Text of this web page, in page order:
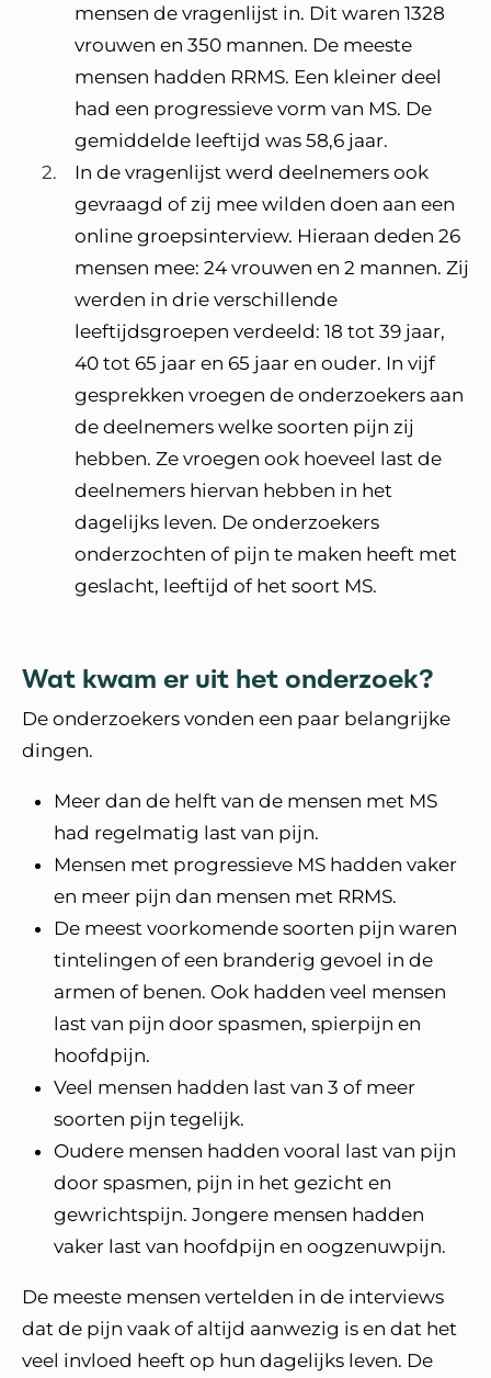
mensen de vragenlijst in. Dit waren 1328
vrouwen en 350 mannen. De meeste
mensen hadden RRMS. Een kleiner deel
had een progressieve vorm van MS. De
gemiddelde leeftijd was 58,6 jaar.
In de vragenlijst werd deelnemers ook
gevraagd of zij mee wilden doen aan een
online groepsinterview. Hieraan deden 26
mensen mee: 24 vrouwen en 2 mannen. Zij
werden in drie verschillende
leeftijdsgroepen verdeeld: 18 tot 39 jaar,
40 tot 65 jaar en 65 jaar en ouder. In vijf
gesprekken vroegen de onderzoekers aan
de deelnemers welke soorten pijn zij
hebben. Ze vroegen ook hoeveel last de
deelnemers hiervan hebben in het
dagelijks leven. De onderzoekers
onderzochten of pijn te maken heeft met
geslacht, leeftijd of het soort MS.
Wat kwam er uit het onderzoek?
De onderzoekers vonden een paar belangrijke
dingen.
Meer dan de helft van de mensen met MS
had regelmatig last van pijn.
Mensen met progressieve MS hadden vaker
en meer pijn dan mensen met RRMS.
De meest voorkomende soorten pijn waren
tintelingen of een branderig gevoel in de
armen of benen. Ook hadden veel mensen
last van pijn door spasmen, spierpijn en
hoofdpijn.
Veel mensen hadden last van 3 of meer
soorten pijn tegelijk.
Oudere mensen hadden vooral last van pijn
door spasmen, pijn in het gezicht en
gewrichtspijn. Jongere mensen hadden
vaker last van hoofdpijn en oogzenuwpijn.
De meeste mensen vertelden in de interviews
dat de pijn vaak of altijd aanwezig is en dat het
veel invloed heeft op hun dagelijks leven. De